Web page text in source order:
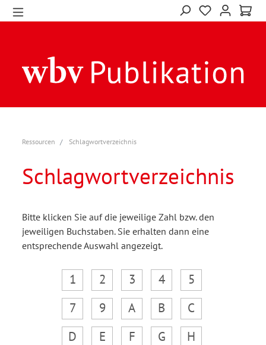
Ressourcen Schlagwortverzeichnis
Schlagwortverzeichnis
Bitte klicken Sie auf die jeweilige Zahl bzw. den
jeweiligen Buchstaben. Sie erhalten dann eine
entsprechende Auswahl angezeigt.
1 2 3 4
5
7
9 A B
C
D
E F G
H